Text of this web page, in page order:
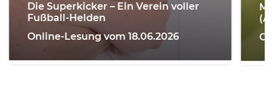
Die Superkicker – Ein Verein voller
Fußball-Helden
Online-Lesung vom 18.06.2026